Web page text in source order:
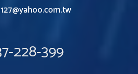
228-399